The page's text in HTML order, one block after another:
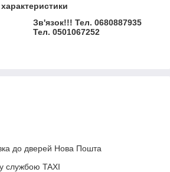
Зв'язок!!! Тел. 0680887935
Тел. 0501067252
до дверей Нова Пошта
службою TAXI